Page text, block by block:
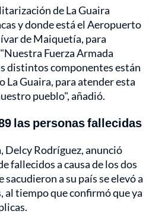
de La Guaira
y donde está el Aeropuerto
de Maiquetía, para
Fuerza Armada
distintos componentes están
Guaira, para atender esta
pueblo", añadió.
las personas fallecidas
Delcy Rodríguez, anunció
fallecidos a causa de los dos
a su país se elevó a
al tiempo que confirmó que ya